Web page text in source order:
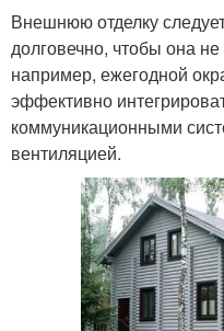
Внешнюю отделку
долговечно, чтобы она
например, ежегодной
эффективно
коммуникационными
вентиляцией.